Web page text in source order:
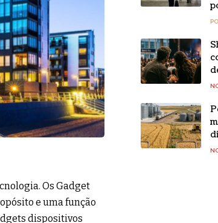
Os Gadget
e uma função
dispositivos